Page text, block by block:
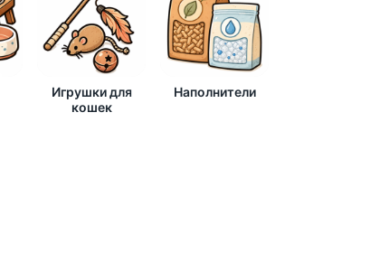
Игрушки для
кошек
Наполнители